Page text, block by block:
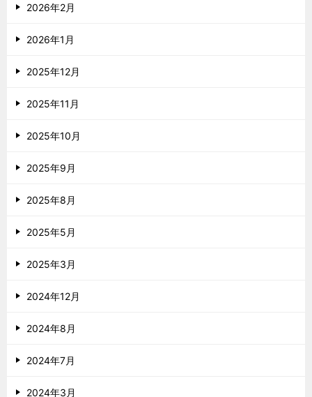
2026年2月
2026年1月
2025年12月
2025年11月
2025年10月
2025年9月
2025年8月
2025年5月
2025年3月
2024年12月
2024年8月
2024年7月
2024年3月